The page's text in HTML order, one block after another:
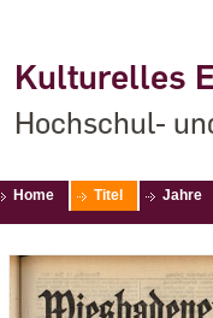
Kulturelles
Hochschul-
Home Titel Jahre